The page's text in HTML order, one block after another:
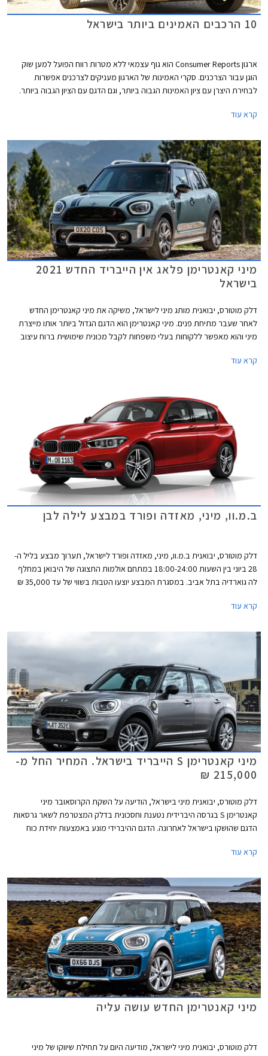
10 הרכבים האמינים ביותר בישראל
ארגון Consumer Reports הוא גוף עצמאי ללא מטרות רווח הפועל למען שוק
הוגן עבור הצרכנים. סקרי האמינות של הארגון מעניקים לצרכנים אפשרות
לבחירת היצרן עם ציון האמינות הגבוה ביותר, וגם הדגם עם הציון הגבוה ביותר.
עבורכם את הדגמים שקיבלו את הציון הגבוה ביותר ונמכרים גם בישראל.
קרא עוד
מיני קאנטרימן פלאג אין הייבריד החדש 2021
בישראל
דלק מוטורס, יבואנית מותג מיני לישראל, משיקה את מיני קאנטרימן החדש
לאחר שעבר מתיחת פנים. מיני קאנטרימן הוא הדגם הגדול ביותר אותו מייצרת
מיני והוא מאפשר ללקוחות בעלי משפחות לקבל מכונית שימושית ברוח עיצוב
היברידית נטענת בלבד וברמת אבזור אחת. בעבר היה הדגם אחד מרכבי הפלאג
יוקרה כגון וולוו XC40 T5 PHEV.
קרא עוד
ב.מ.וו, מיני, מאזדה ופורד במבצע לילה לבן
דלק מוטורס, יבואנית ב.מ.וו, מיני, מאזדה ופורד לישראל, תערוך מבצע בליל ה-
28 ביוני בין השעות 18:00-24:00 במתחם אולמות התצוגה של היבואן במחלף
לה גוארדיה בתל אביב. במסגרת המבצע יוצעו הטבות בשווי של עד 35,000 ₪
קרא עוד
מיני קאנטרימן S הייבריד בישראל. המחיר החל מ-
215,000 ₪
דלק מוטורס, יבואנית מיני בישראל, הודיעה על השקת הקרוסאובר מיני
קאנטרימן S בגרסה היברידית נטענת וחסכונית בדלק המצטרפת לשאר גרסאות
הדגם שהושקו בישראל לאחרונה. הדגם ההיברידי מונע באמצעות יחידת כוח
קרא עוד
מיני קאנטרימן החדש עושה עליה
דלק מוטורס, יבואנית מיני לישראל, מודיעה היום על תחילת שיווקו של מיני